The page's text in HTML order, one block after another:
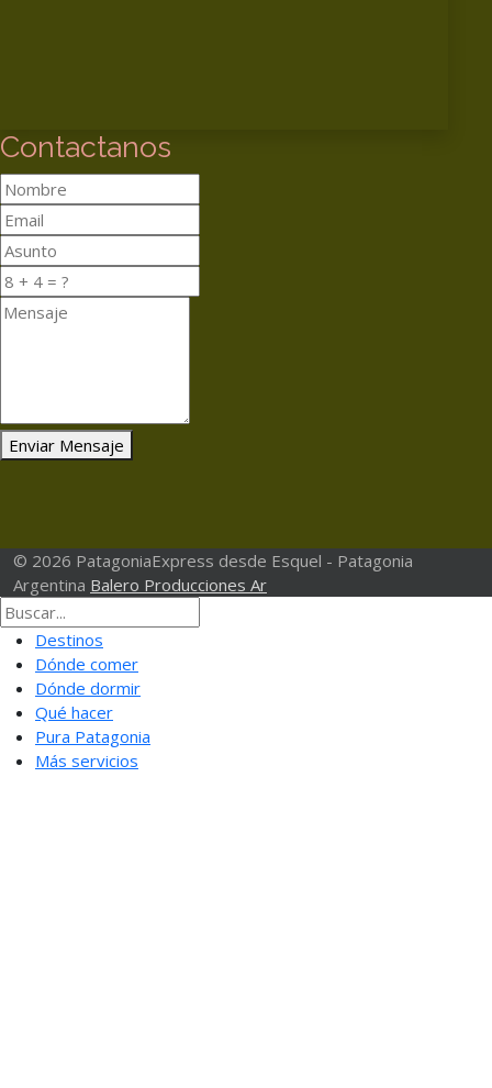
Contactanos
Enviar Mensaje
© 2026 PatagoniaExpress desde Esquel - Patagonia
Argentina Balero Producciones Ar
Destinos
Dónde comer
Dónde dormir
Qué hacer
Pura Patagonia
Más servicios